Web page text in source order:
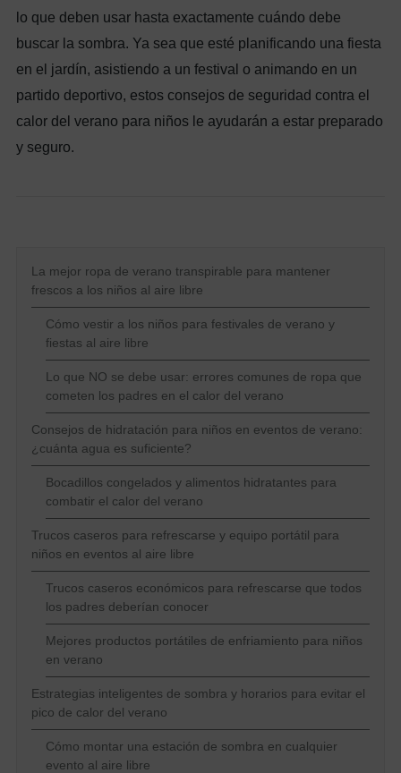
lo que deben usar hasta exactamente cuándo debe
buscar la sombra. Ya sea que esté planificando una fiesta
en el jardín, asistiendo a un festival o animando en un
partido deportivo, estos consejos de seguridad contra el
calor del verano para niños le ayudarán a estar preparado
y seguro.
La mejor ropa de verano transpirable para mantener
frescos a los niños al aire libre
Cómo vestir a los niños para festivales de verano y
fiestas al aire libre
Lo que NO se debe usar: errores comunes de ropa que
cometen los padres en el calor del verano
Consejos de hidratación para niños en eventos de verano:
¿cuánta agua es suficiente?
Bocadillos congelados y alimentos hidratantes para
combatir el calor del verano
Trucos caseros para refrescarse y equipo portátil para
niños en eventos al aire libre
Trucos caseros económicos para refrescarse que todos
los padres deberían conocer
Mejores productos portátiles de enfriamiento para niños
en verano
Estrategias inteligentes de sombra y horarios para evitar el
pico de calor del verano
Cómo montar una estación de sombra en cualquier
evento al aire libre